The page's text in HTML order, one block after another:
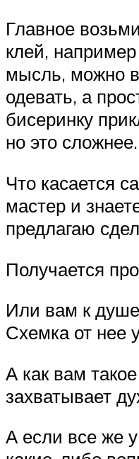
Главное
клей,
мысль, можно
одевать, а
бисеринку
но это сложнее.
Что касается
мастер и
предлагаю
Получается
Или вам к
Схемка от нее
А как вам
захватывает
А если все же